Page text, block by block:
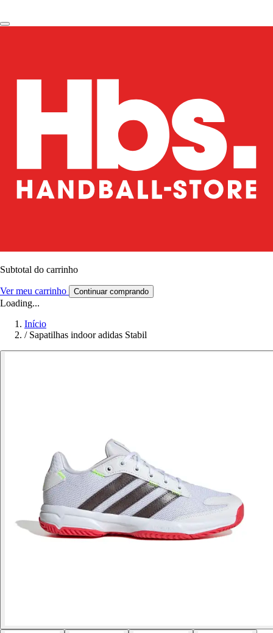
Subtotal do carrinho
Ver meu carrinho Continuar comprando
Loading...
Início
/ Sapatilhas indoor adidas Stabil